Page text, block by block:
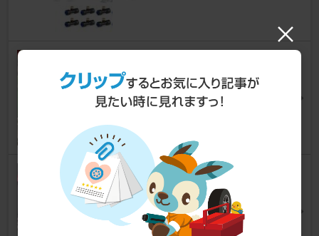
S660 [JW]
kuma0073さん
15
レーダーデータ更新！
S660 [JW]
プレ３ｒｄさん
23